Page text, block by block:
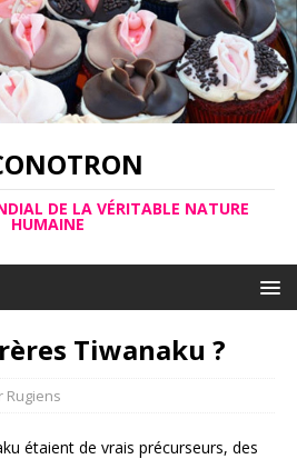
DE LA VÉRITABLE NATURE
HUMAINE
Tiwanaku ?
Rugiens
étaient de vrais précurseurs, des